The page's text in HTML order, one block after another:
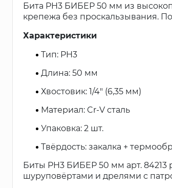
Бита PH3 БИБЕР 50 мм из
крепежа без проскальзывания.
Характеристики
Тип: PH3
Длина: 50 мм
Хвостовик: 1/4" (6,35 мм)
Материал: Cr-V сталь
Упаковка: 2 шт.
Твёрдость: закалка +
Биты PH3 БИБЕР 50 мм арт.
шуруповёртами и дрелями с